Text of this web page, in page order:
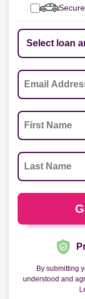
By submitting
understood and